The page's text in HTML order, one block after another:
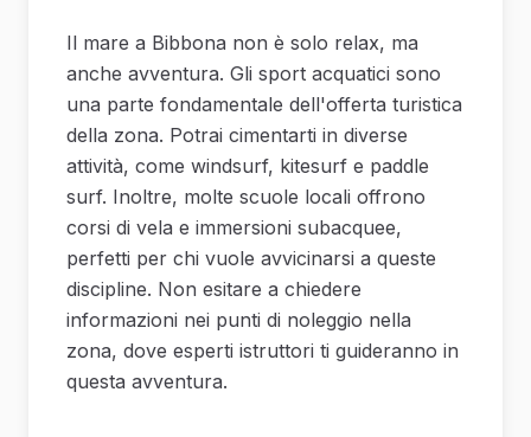
Il mare a Bibbona non è solo relax, ma
anche avventura. Gli sport acquatici sono
una parte fondamentale dell'offerta turistica
della zona. Potrai cimentarti in diverse
attività, come windsurf, kitesurf e paddle
surf. Inoltre, molte scuole locali offrono
corsi di vela e immersioni subacquee,
perfetti per chi vuole avvicinarsi a queste
discipline. Non esitare a chiedere
informazioni nei punti di noleggio nella
zona, dove esperti istruttori ti guideranno in
questa avventura.